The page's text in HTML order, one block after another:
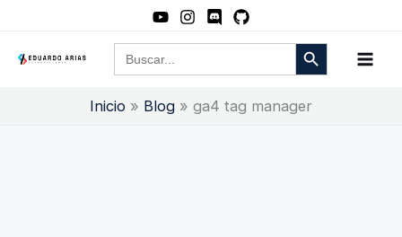
contenido
Buscar: Botón de búsqueda
Inicio Blog ga4 tag manager